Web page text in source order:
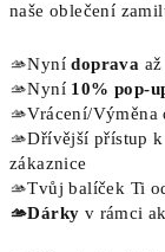
naše oblečení
🫴Nynídoprava
🫴Nyní 10% pop-
🫴Vrácení/Výměna
🫴Dřívější přístup
zákaznice
🫴Tvůj balíček Ti
🫴Dárky v rámci